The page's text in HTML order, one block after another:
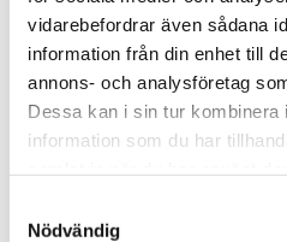
vidarebefordrar även sådana
information från din enhet till
annons- och analysföretag
Dessa kan i sin tur kombinera
information som du har
Nödvändig
Peak value display
Rotatable housing and
Modbus